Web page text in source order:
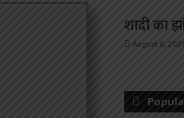
शादी का
August 6,